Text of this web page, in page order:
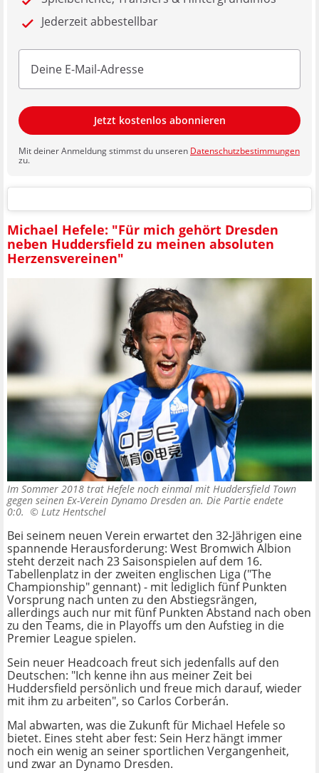
Jederzeit abbestellbar
Jetzt kostenlos abonnieren
Mit deiner Anmeldung stimmst du unseren Datenschutzbestimmungen
zu.
Michael Hefele: "Für mich gehört Dresden
neben Huddersfield zu meinen absoluten
Herzensvereinen"
Im Sommer 2018 trat Hefele noch einmal mit Huddersfield Town
gegen seinen Ex-Verein Dynamo Dresden an. Die Partie endete
0:0. © Lutz Hentschel
Bei seinem neuen Verein erwartet den 32-Jährigen eine
spannende Herausforderung: West Bromwich Albion
steht derzeit nach 23 Saisonspielen auf dem 16.
Tabellenplatz in der zweiten englischen Liga ("The
Championship" gennant) - mit lediglich fünf Punkten
Vorsprung nach unten zu den Abstiegsrängen,
allerdings auch nur mit fünf Punkten Abstand nach oben
zu den Teams, die in Playoffs um den Aufstieg in die
Premier League spielen.
Sein neuer Headcoach freut sich jedenfalls auf den
Deutschen: "Ich kenne ihn aus meiner Zeit bei
Huddersfield persönlich und freue mich darauf, wieder
mit ihm zu arbeiten", so Carlos Corberán.
Mal abwarten, was die Zukunft für Michael Hefele so
bietet. Eines steht aber fest: Sein Herz hängt immer
noch ein wenig an seiner sportlichen Vergangenheit,
und zwar an Dynamo Dresden.